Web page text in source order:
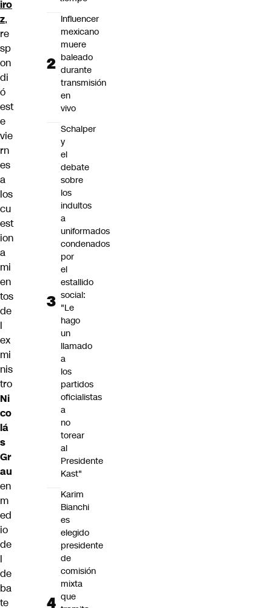
iro
z,
re
sp
on
di
ó
est
e
vie
rn
es
a
los
cu
est
ion
a
mi
en
tos
de
l
ex
mi
nis
tro
Ni
co
lá
s
Gr
au
en
m
ed
io
de
l
de
ba
te
Influencer
mexicano
muere
baleado
durante
transmisión
en
vivo
Schalper
y
el
debate
sobre
los
indultos
a
uniformados
condenados
por
el
estallido
social:
"Le
hago
un
llamado
a
los
partidos
oficialistas
a
no
torear
al
Presidente
Kast"
Karim
Bianchi
es
elegido
presidente
de
comisión
mixta
que